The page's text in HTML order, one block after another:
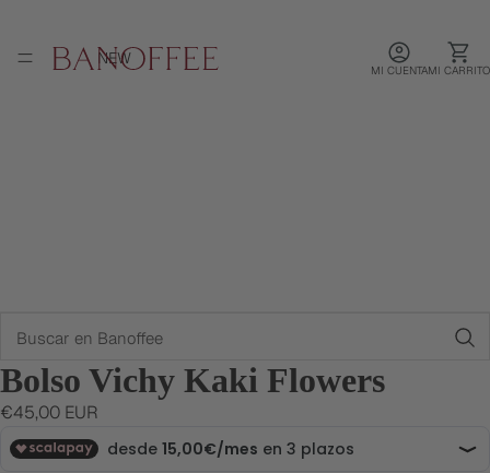
NEW
MI CUENTAMI CARRITO
Bolso Vichy Kaki Flowers
€45,00 EUR